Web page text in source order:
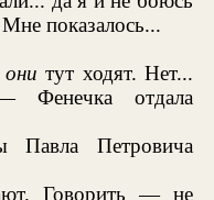
показалось...
они тут ходят. Нет...
Фенечка отдала
Петровича
Говорить — не